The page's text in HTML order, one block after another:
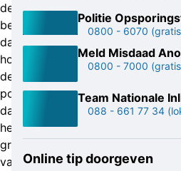
de
beelden,
dan
hoort
de
politie
dat
heel
graag
van
Politie
0800 - 6070
Meld Misdaad
0800 - 7000
Team Nationale
088 - 661 77 34
Online tip doorgeven